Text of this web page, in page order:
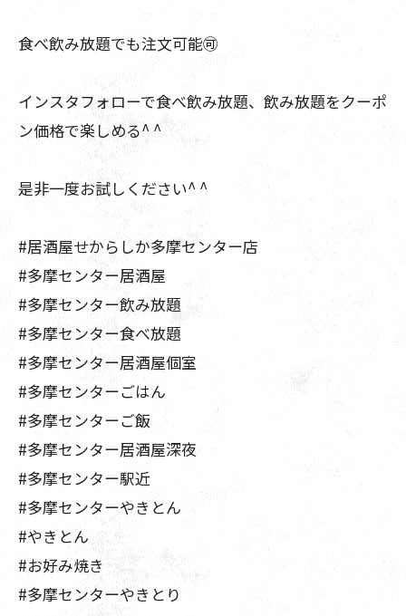
食べ飲み放題でも注文可能🉑
インスタフォローで食べ飲み放題、飲み放題をクーポ
ン価格で楽しめる^ ^
是非一度お試しください^ ^
#居酒屋せからしか多摩センター店
#多摩センター居酒屋
#多摩センター飲み放題
#多摩センター食べ放題
#多摩センター居酒屋個室
#多摩センターごはん
#多摩センターご飯
#多摩センター居酒屋深夜
#多摩センター駅近
#多摩センターやきとん
#やきとん
#お好み焼き
#多摩センターやきとり